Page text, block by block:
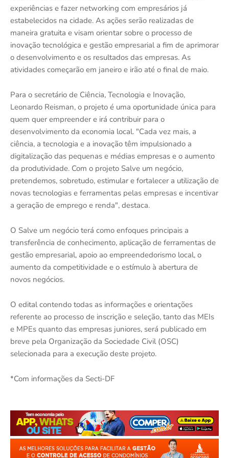
experiências e fazer networking com empresários já
estabelecidos na cidade. As ações serão realizadas de
maneira gratuita e visam orientar sobre o processo de
inovação tecnológica e gestão empresarial a fim de aprimorar
o desenvolvimento e os resultados das empresas. As
atividades começarão em janeiro e irão até o final de maio.
Para o secretário de Ciência, Tecnologia e Inovação,
Leonardo Reisman, o projeto é uma oportunidade única para
quem quer empreender e irá contribuir para o
desenvolvimento da economia local. "Cada vez mais, a
ciência, a tecnologia e a inovação têm impulsionado a
digitalização das pequenas e médias empresas e o aumento
da produtividade. Com o projeto Salve um negócio,
pretendemos, sobretudo, estimular e fortalecer a utilização de
novas tecnologias e ferramentas pelas empresas e incentivar
a geração de emprego e renda", destaca.
O Salve um negócio terá como enfoques principais a
transferência de conhecimento, aplicação de ferramentas de
gestão empresarial, apoio ao empreendedorismo local, o
aumento da competitividade e o estímulo à abertura de
novos negócios.
O edital contendo todas as informações e orientações
referente ao processo de inscrição e seleção, tanto das MEIs
e MPEs quanto das empresas juniores, será publicado em
breve pela Organização da Sociedade Civil (OSC)
selecionada para a execução deste projeto.
*Com informações da Secti-DF